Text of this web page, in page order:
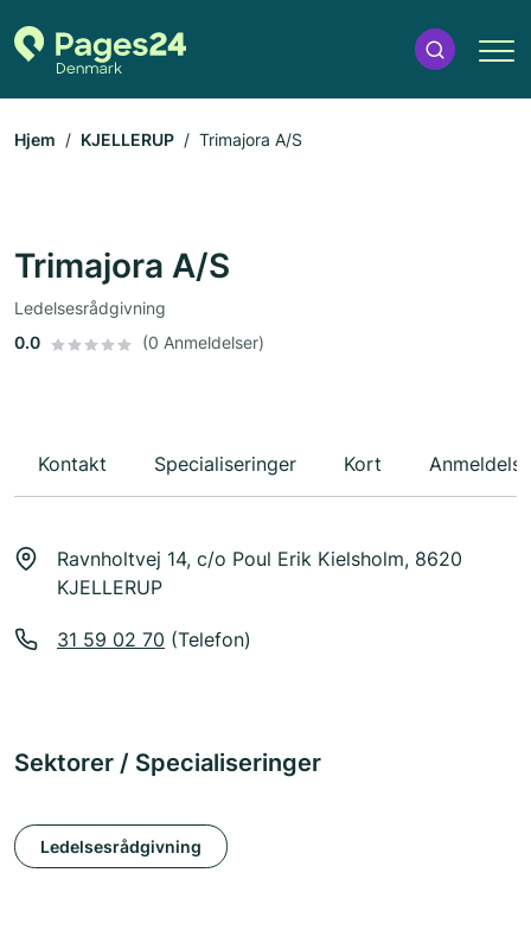
Hjem KJELLERUP Trimajora A/S
Trimajora A/S
Ledelsesrådgivning
0.0
(0 Anmeldelser)
Kontakt Specialiseringer Kort
Ravnholtvej 14, c/o Poul Erik Kielsholm, 8620
KJELLERUP
31 59 02 70 (Telefon)
Sektorer / Specialiseringer
Ledelsesrådgivning